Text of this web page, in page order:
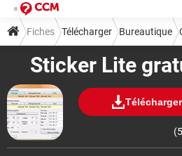
Sticker Lite
Fiches Télécharger Bureautique